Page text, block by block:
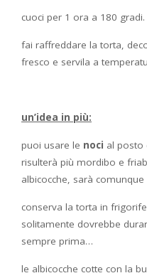
cuoci per 1 ora a 180 gradi.
fai raffreddare la torta,
fresco e servila a
un’idea in più:
puoi usare le noci al posto
risulterà più mordibo e
albicocche, sarà comunque
conserva la torta in
solitamente dovrebbe
sempre prima…
le albicocche cotte con la